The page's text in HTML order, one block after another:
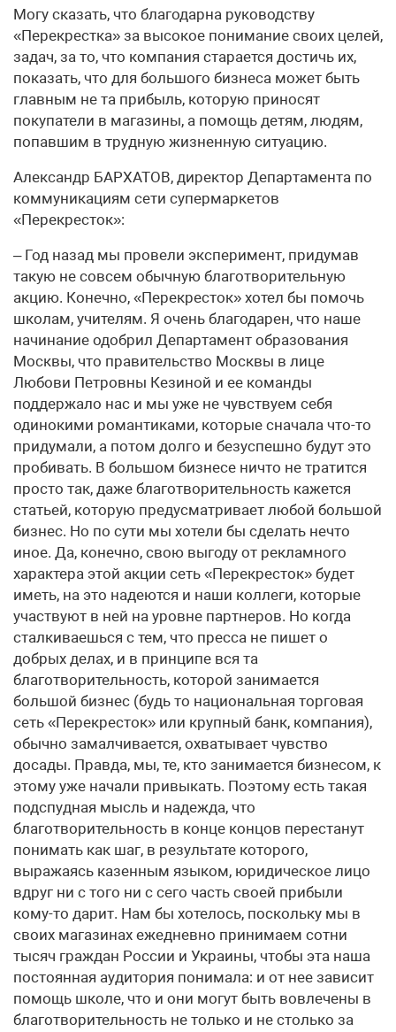
Могу сказать, что благодарна руководству
«Перекрестка» за высокое понимание своих целей,
задач, за то, что компания старается достичь их,
показать, что для большого бизнеса может быть
главным не та прибыль, которую приносят
покупатели в магазины, а помощь детям, людям,
попавшим в трудную жизненную ситуацию.
Александр БАРХАТОВ, директор Департамента по
коммуникациям сети супермаркетов
«Перекресток»:
– Год назад мы провели эксперимент, придумав
такую не совсем обычную благотворительную
акцию. Конечно, «Перекресток» хотел бы помочь
школам, учителям. Я очень благодарен, что наше
начинание одобрил Департамент образования
Москвы, что правительство Москвы в лице
Любови Петровны Кезиной и ее команды
поддержало нас и мы уже не чувствуем себя
одинокими романтиками, которые сначала что-то
придумали, а потом долго и безуспешно будут это
пробивать. В большом бизнесе ничто не тратится
просто так, даже благотворительность кажется
статьей, которую предусматривает любой большой
бизнес. Но по сути мы хотели бы сделать нечто
иное. Да, конечно, свою выгоду от рекламного
характера этой акции сеть «Перекресток» будет
иметь, на это надеются и наши коллеги, которые
участвуют в ней на уровне партнеров. Но когда
сталкиваешься с тем, что пресса не пишет о
добрых делах, и в принципе вся та
благотворительность, которой занимается
большой бизнес (будь то национальная торговая
сеть «Перекресток» или крупный банк, компания),
обычно замалчивается, охватывает чувство
досады. Правда, мы, те, кто занимается бизнесом, к
этому уже начали привыкать. Поэтому есть такая
подспудная мысль и надежда, что
благотворительность в конце концов перестанут
понимать как шаг, в результате которого,
выражаясь казенным языком, юридическое лицо
вдруг ни с того ни с сего часть своей прибыли
кому-то дарит. Нам бы хотелось, поскольку мы в
своих магазинах ежедневно принимаем сотни
тысяч граждан России и Украины, чтобы эта наша
постоянная аудитория понимала: и от нее зависит
помощь школе, что и они могут быть вовлечены в
благотворительность не только и не столько за